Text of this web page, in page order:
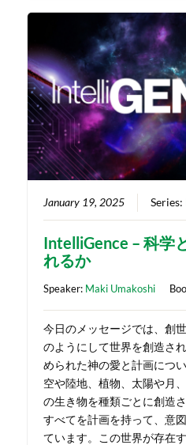
January 19, 2025 Series:
IntelliGence – 科学
れるか
Speaker: Maki Umakoshi
今日のメッセージでは、創
のようにして世界を創造さ
められた神の愛と計画につ
空や陸地、植物、太陽や月
の生き物を種類ごとに創造
すべてを計画を持って、意
ています。この世界が存在